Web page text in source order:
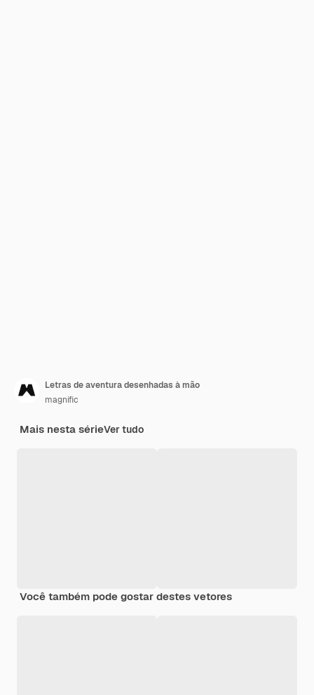
Letras de aventura desenhadas à mão
magnific
Mais nesta sérieVer tudo
Você também pode gostar destes vetores